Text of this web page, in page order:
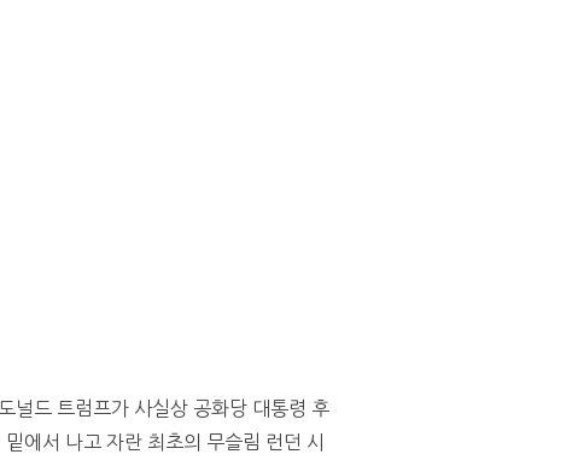
널드 트럼프가 사실상 공화당 대통령 후
에서 나고 자란 최초의 무슬림 런던 시